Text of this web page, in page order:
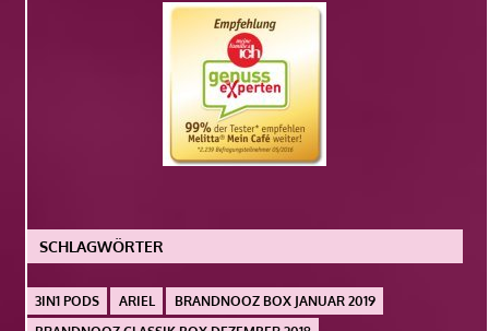
SCHLAGWÖRTER
3IN1 PODS ARIEL
BRANDNOOZ BOX JANUAR 2019